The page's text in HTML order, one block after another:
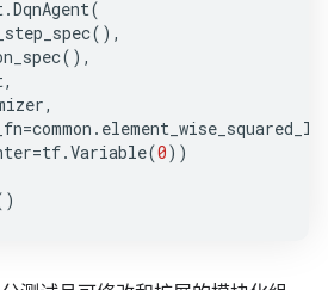
.DqnAgent(
(),
(),
,
,
=common .
=tf.Variable(0))